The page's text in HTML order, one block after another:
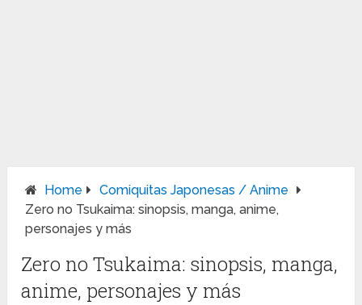
Home
Comiquitas Japonesas / Anime
Zero no Tsukaima: sinopsis, manga, anime,
personajes y más
Zero no Tsukaima: sinopsis, manga,
anime, personajes y más